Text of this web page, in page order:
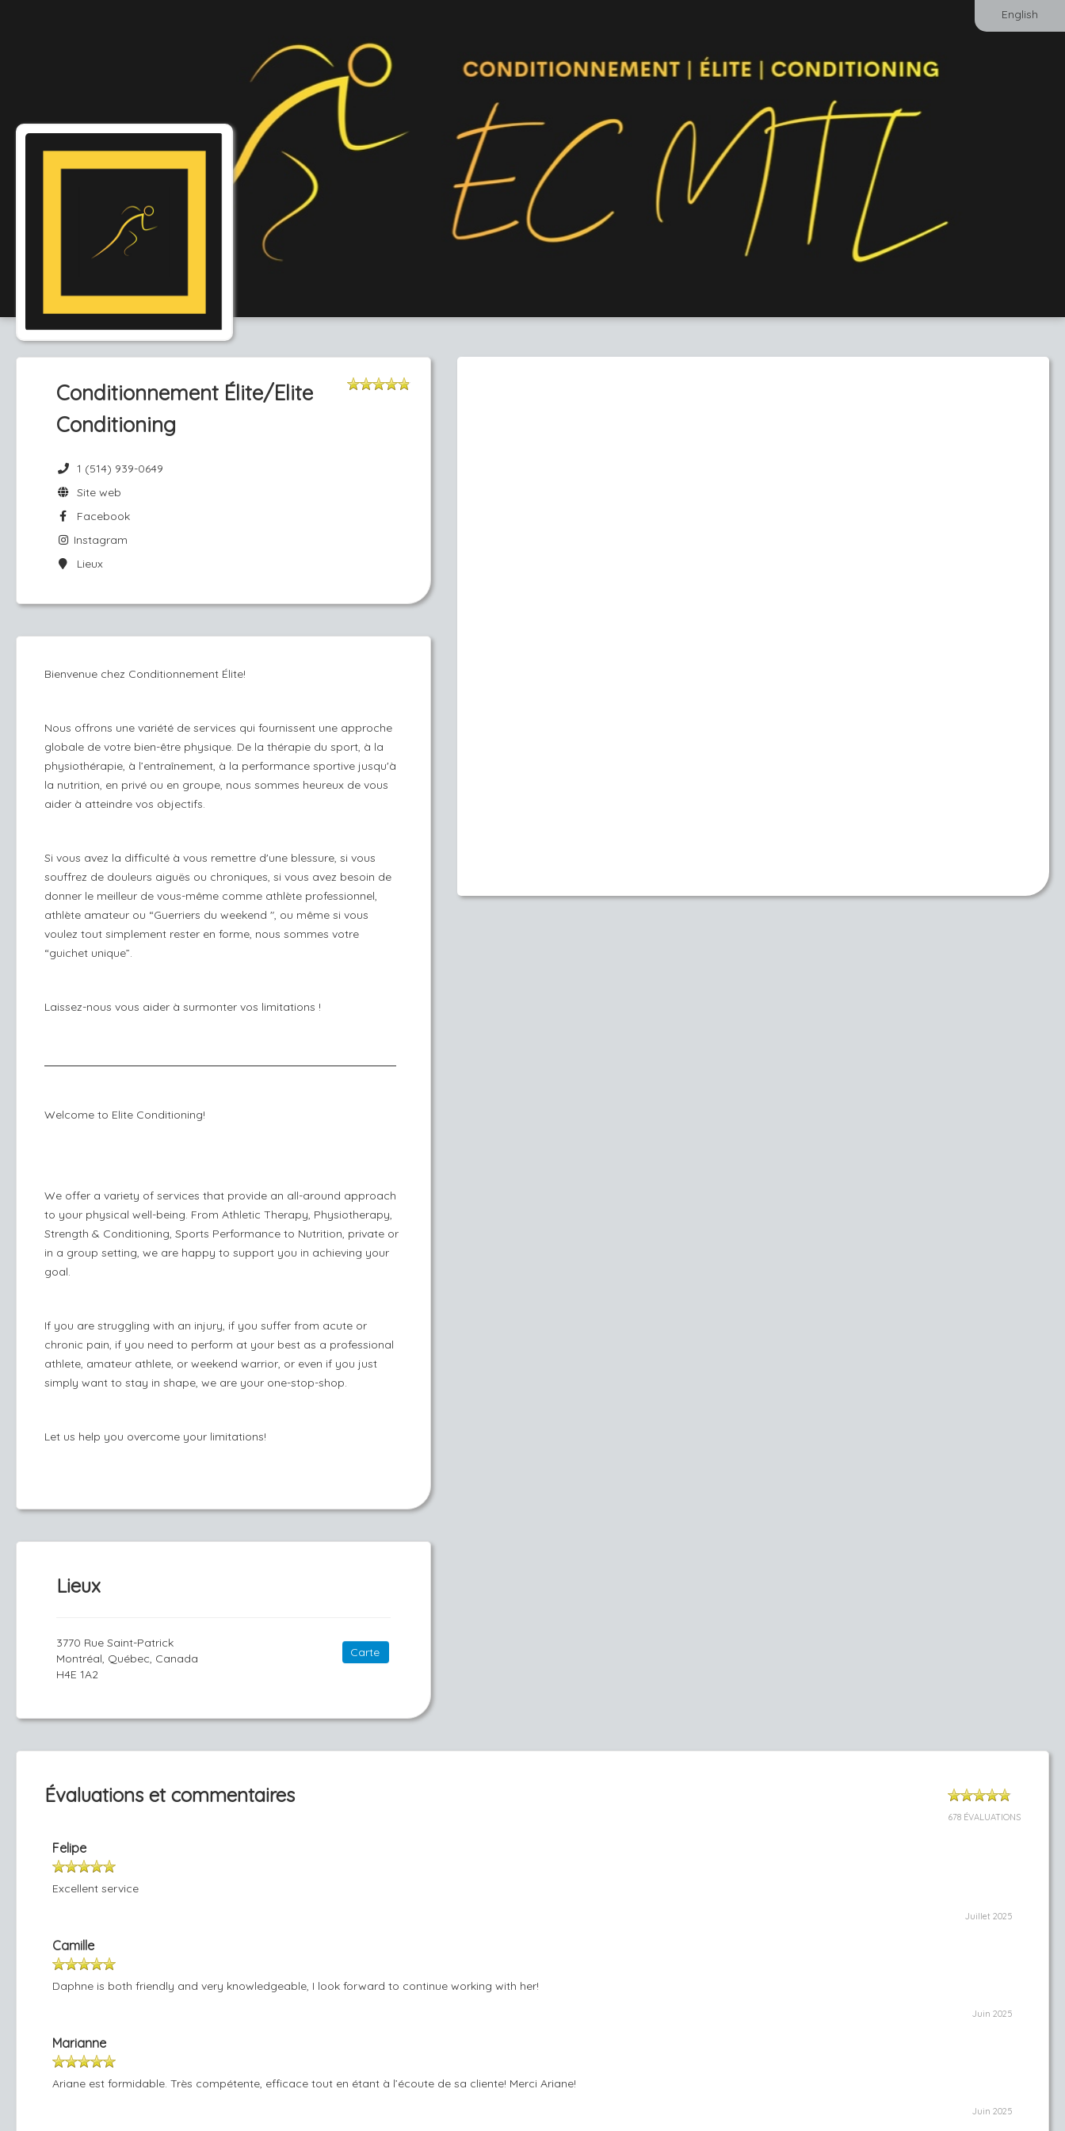
English
Conditionnement Élite/Elite
Conditioning
1 (514) 939-0649
Site web
Facebook
Instagram
Lieux
Bienvenue chez Conditionnement Élite!
Nous offrons une variété de services qui fournissent une approche
globale de votre bien-être physique. De la thérapie du sport, à la
physiothérapie, à l’entraînement, à la performance sportive jusqu'à
la nutrition, en privé ou en groupe, nous sommes heureux de vous
aider à atteindre vos objectifs.
Si vous avez la difficulté à vous remettre d'une blessure, si vous
souffrez de douleurs aiguës ou chroniques, si vous avez besoin de
donner le meilleur de vous-même comme athlète professionnel,
athlète amateur ou “Guerriers du weekend ", ou même si vous
voulez tout simplement rester en forme, nous sommes votre
“guichet unique”.
Laissez-nous vous aider à surmonter vos limitations !
Welcome to Elite Conditioning!
We offer a variety of services that provide an all-around approach
to your physical well-being. From Athletic Therapy, Physiotherapy,
Strength & Conditioning, Sports Performance to Nutrition, private or
in a group setting, we are happy to support you in achieving your
goal.
If you are struggling with an injury, if you suffer from acute or
chronic pain, if you need to perform at your best as a professional
athlete, amateur athlete, or weekend warrior, or even if you just
simply want to stay in shape, we are your one-stop-shop.
Let us help you overcome your limitations!
Lieux
3770 Rue Saint-Patrick
Montréal, Québec, Canada
H4E 1A2
Carte
Évaluations et commentaires
678 ÉVALUATIONS
Felipe
Excellent service
Juillet 2025
Camille
Daphne is both friendly and very knowledgeable, I look forward to continue working with her!
Juin 2025
Marianne
Ariane est formidable. Très compétente, efficace tout en étant à l’écoute de sa cliente! Merci Ariane!
Juin 2025